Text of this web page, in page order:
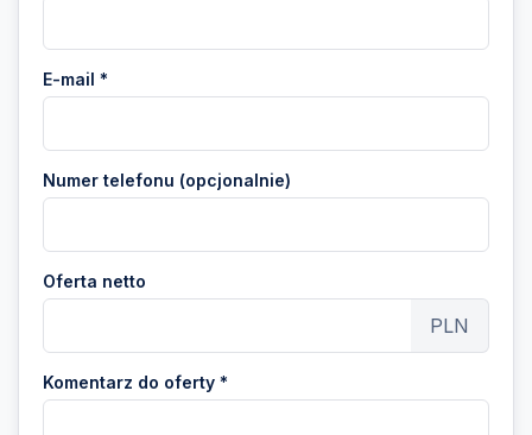
E-mail *
Numer telefonu (opcjonalnie)
Oferta netto
PLN
Komentarz do oferty *